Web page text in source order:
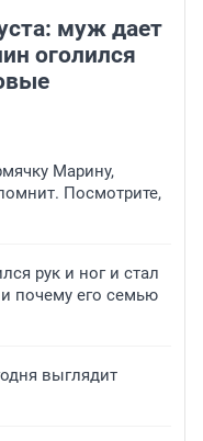
муж дает
оголился
Марину,
Посмотрите,
рук и ног и стал
почему его семью
выглядит